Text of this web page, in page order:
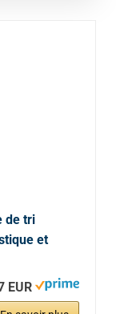
de tri
et
EUR